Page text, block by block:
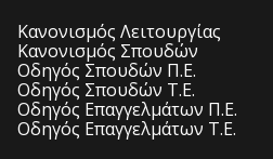
Κανονισμός Λειτουργίας
Κανονισμός Σπουδών
Οδηγός Σπουδών Π.Ε.
Οδηγός Σπουδών Τ.Ε.
Οδηγός Επαγγελμάτων Π.Ε.
Οδηγός Επαγγελμάτων Τ.Ε.